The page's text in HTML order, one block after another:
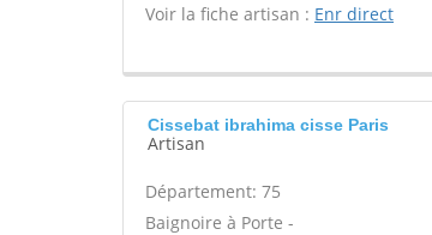
Voir la fiche artisan : Enr direct
Cissebat ibrahima cisse Paris
Artisan
Département: 75
Baignoire à Porte -